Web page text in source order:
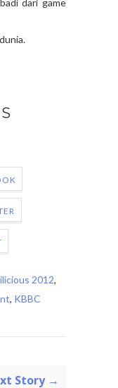
dari game
2012,
, KBBC
Story →